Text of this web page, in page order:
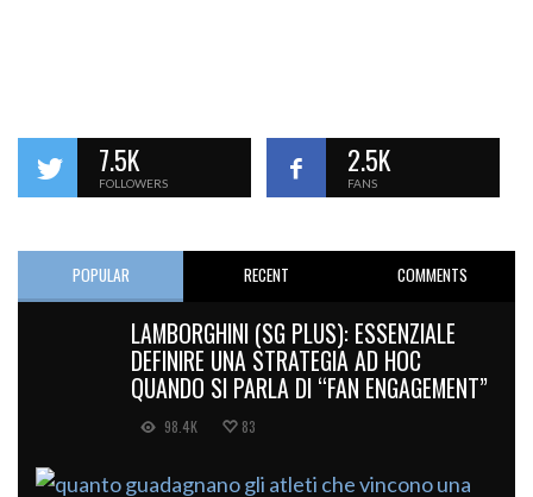
7.5K
FOLLOWERS
2.5K
FANS
POPULAR RECENT COMMENTS
LAMBORGHINI (SG PLUS): ESSENZIALE
DEFINIRE UNA STRATEGIA AD HOC
QUANDO SI PARLA DI “FAN ENGAGEMENT”
98.4K 83